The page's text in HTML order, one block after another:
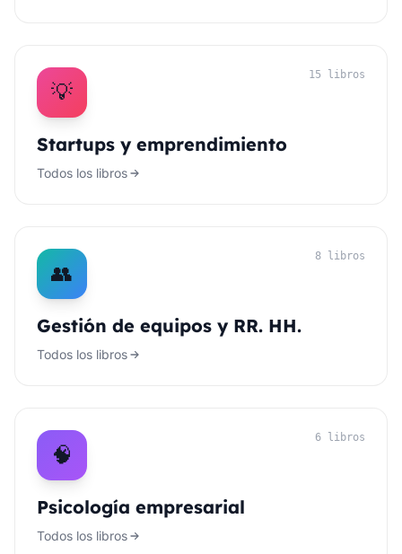
💡
15 libros
Startups y emprendimiento
Todos los libros
👥
8 libros
Gestión de equipos y RR. HH.
Todos los libros
🧠
6 libros
Psicología empresarial
Todos los libros